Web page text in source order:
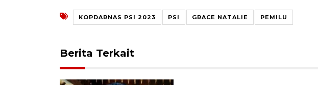
KOPDARNAS PSI 2023 PSI GRACE NATALIE PEMILU
Berita Terkait